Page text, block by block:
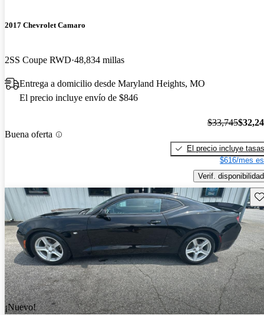
2017 Chevrolet Camaro
2SS Coupe RWD 48,834 millas
Entrega a domicilio desde Maryland Heights, MO
El precio incluye envío de $846
Buena oferta
$33,745
El precio incluye tasas
$616/mes
Verif. disponibilidad
¡Nuevo!